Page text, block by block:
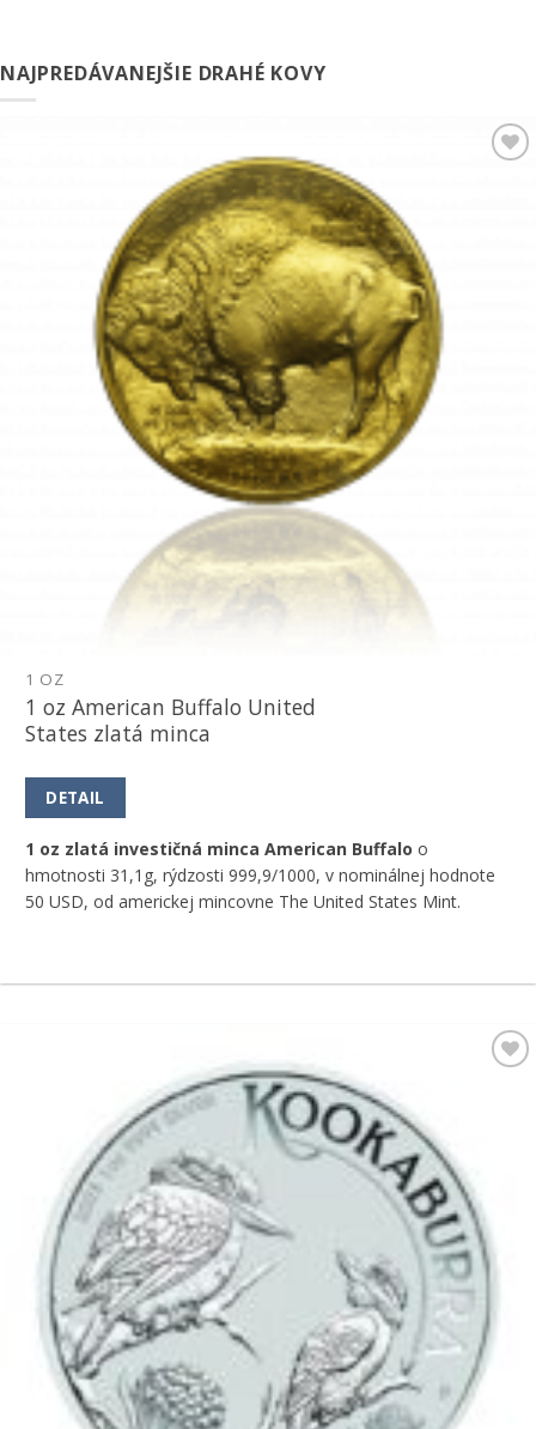
NAJPREDÁVANEJŠIE DRAHÉ KOVY
1 OZ
1 oz American Buffalo United
States zlatá minca
DETAIL
1 oz zlatá investičná minca American Buffalo o
hmotnosti 31,1g, rýdzosti 999,9/1000, v nominálnej hodnote
50 USD, od americkej mincovne The United States Mint.